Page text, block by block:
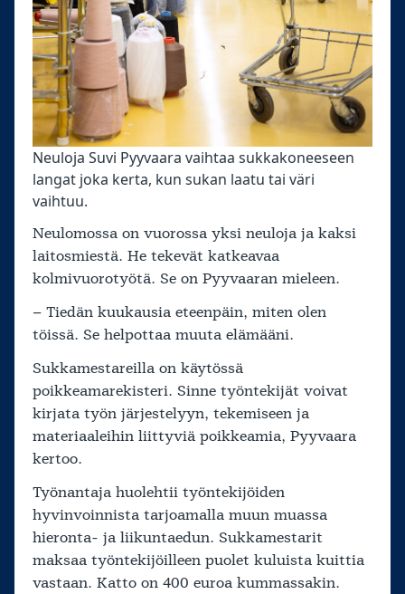
Neuloja Suvi Pyyvaara vaihtaa sukkakoneeseen
langat joka kerta, kun sukan laatu tai väri
vaihtuu.
Neulomossa on vuorossa yksi neuloja ja kaksi
laitosmiestä. He tekevät katkeavaa
kolmivuorotyötä. Se on Pyyvaaran mieleen.
– Tiedän kuukausia eteenpäin, miten olen
töissä. Se helpottaa muuta elämääni.
Sukkamestareilla on käytössä
poikkeamarekisteri. Sinne työntekijät voivat
kirjata työn järjestelyyn, tekemiseen ja
materiaaleihin liittyviä poikkeamia, Pyyvaara
kertoo.
Työnantaja huolehtii työntekijöiden
hyvinvoinnista tarjoamalla muun muassa
hieronta- ja liikuntaedun. Sukkamestarit
maksaa työntekijöilleen puolet kuluista kuittia
vastaan. Katto on 400 euroa kummassakin.